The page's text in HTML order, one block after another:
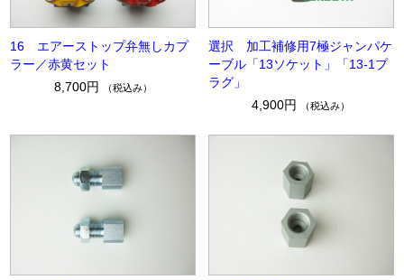
16 エアーストップ弁無しカプ
ラー／赤黄セット
8,700円
（税込み）
選択 加工補修用7極ジャンパケ
ーブル「13ソケット」「13-1プ
ラグ」
4,900円
（税込み）